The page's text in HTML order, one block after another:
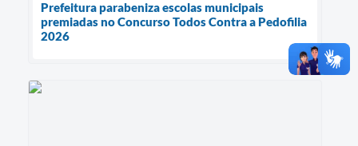
Prefeitura parabeniza escolas municipais
premiadas no Concurso Todos Contra a Pedofilia
2026